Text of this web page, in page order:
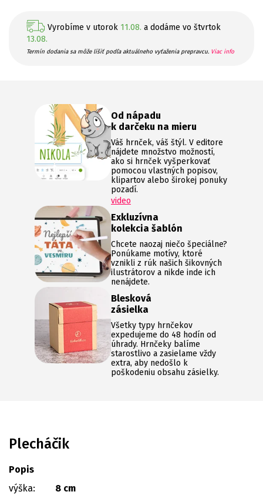
Vyrobíme v utorok 11.08. a dodáme vo štvrtok
13.08.
Termín dodania sa môže líšiť podľa aktuálneho vyťaženia prepravcu. Viac info
Od nápadu
k darčeku na mieru
Váš hrnček, váš štýl. V editore
nájdete množstvo možností,
ako si hrnček vyšperkovať
pomocou vlastných popisov,
klipartov alebo širokej ponuky
pozadí.
video
Exkluzívna
kolekcia šablón
Chcete naozaj niečo špeciálne?
Ponúkame motívy, ktoré
vznikli z rúk našich šikovných
ilustrátorov a nikde inde ich
nenájdete.
Blesková
zásielka
Všetky typy hrnčekov
expedujeme do 48 hodín od
úhrady. Hrnčeky balíme
starostlivo a zasielame vždy
extra, aby nedošlo k
poškodeniu obsahu zásielky.
Plecháčik
Popis
výška:
8 cm